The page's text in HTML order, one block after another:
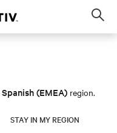
Spanish (EMEA) region.
STAY IN MY REGION